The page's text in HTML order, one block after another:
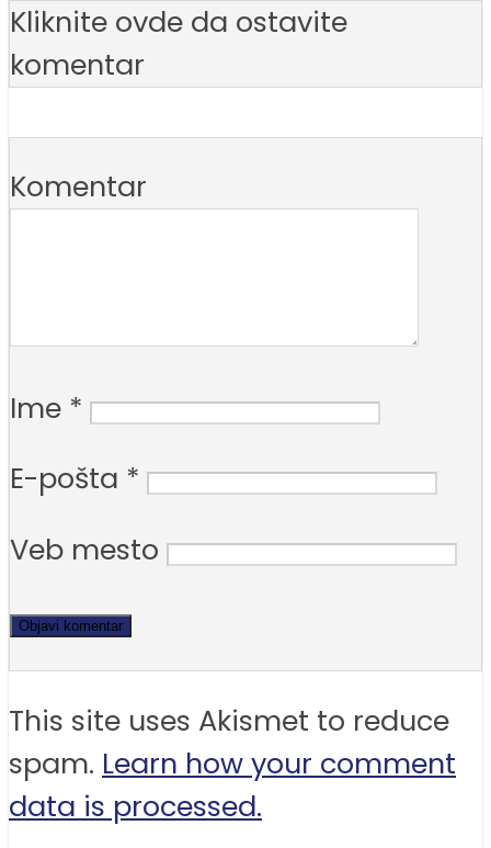
Kliknite ovde da ostavite
komentar
Komentar
Ime *
E-pošta *
Veb mesto
This site uses Akismet to reduce
spam. Learn how your comment
data is processed.